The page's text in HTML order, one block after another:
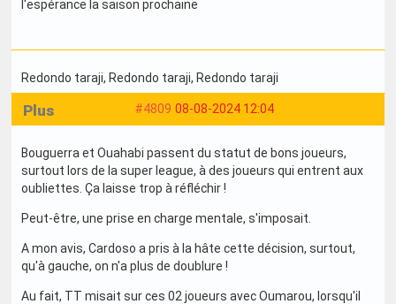
l'espérance la saison prochaine
Redondo taraji, Redondo taraji, Redondo taraji
#4809 08-08-2024 12:04
Plus
Bouguerra et Ouahabi passent du statut de bons joueurs,
surtout lors de la super league, à des joueurs qui entrent aux
oubliettes. Ça laisse trop à réfléchir !
Peut-être, une prise en charge mentale, s'imposait.
A mon avis, Cardoso a pris à la hâte cette décision, surtout,
qu'à gauche, on n'a plus de doublure !
Au fait, TT misait sur ces 02 joueurs avec Oumarou, lorsqu'il